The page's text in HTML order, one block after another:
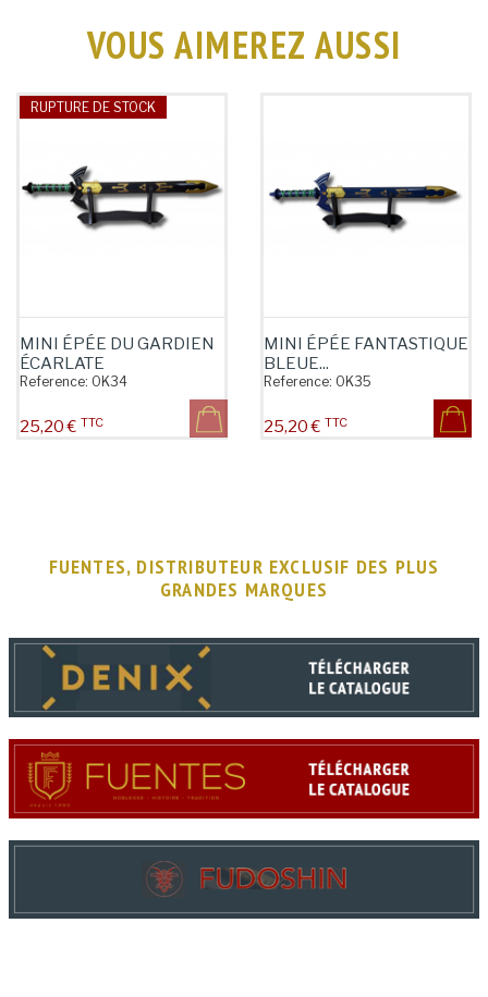
VOUS AIMEREZ AUSSI
RUPTURE DE STOCK
MINI ÉPÉE DU GARDIEN
ÉCARLATE
Reference: OK34
Prix
25,20 € TTC
MINI ÉPÉE FANTASTIQUE
BLEUE...
Reference: OK35
Prix
25,20 € TTC
FUENTES, DISTRIBUTEUR EXCLUSIF DES PLUS
GRANDES MARQUES